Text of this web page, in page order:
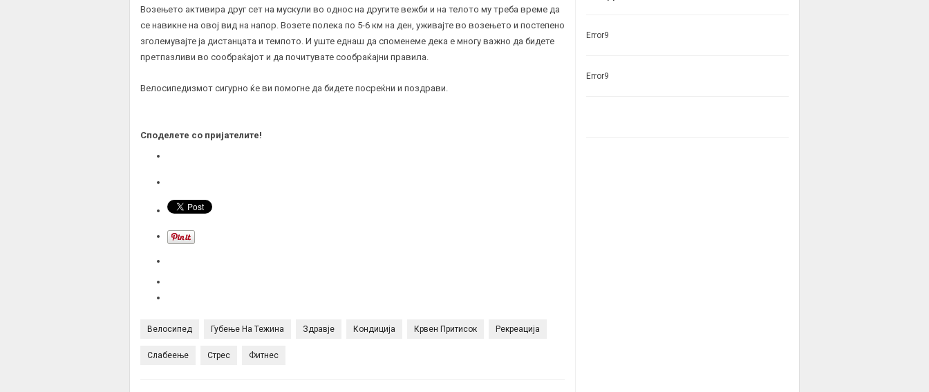
Возењето активира друг сет на мускули во однос на другите вежби и на телото му треба време да
се навикне на овој вид на напор. Возете полека по 5-6 км на ден, уживајте во возењето и постепено
зголемувајте ја дистанцата и темпото. И уште еднаш да споменеме дека е многу важно да бидете
претпазливи во сообраќајот и да почитувате сообраќајни правила.
Велосипедизмот сигурно ќе ви помогне да бидете посреќни и поздрави.
Споделете со пријателите!
Велосипед Губење На Тежина Здравје Кондиција Крвен Притисок Рекреација
Слабеење Стрес Фитнес
Error9
Error9